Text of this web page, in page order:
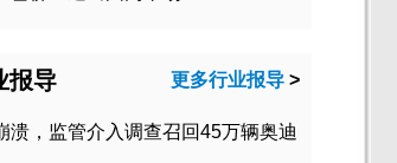
报导 更多行业报导 >
溃，监管介入调查召回45万辆奥迪